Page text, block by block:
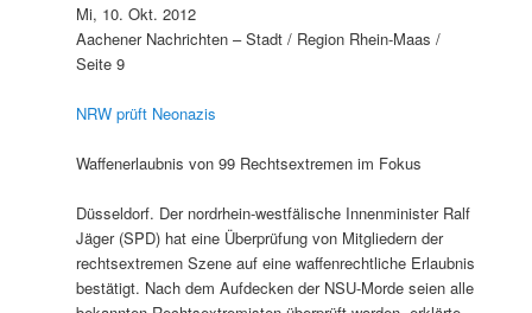
Mi, 10. Okt. 2012
Aachener Nachrichten – Stadt / Region Rhein-Maas /
Seite 9
NRW prüft Neonazis
Waffenerlaubnis von 99 Rechtsextremen im Fokus
Düsseldorf. Der nordrhein-westfälische Innenminister Ralf
Jäger (SPD) hat eine Überprüfung von Mitgliedern der
rechtsextremen Szene auf eine waffenrechtliche Erlaubnis
bestätigt. Nach dem Aufdecken der NSU-Morde seien alle